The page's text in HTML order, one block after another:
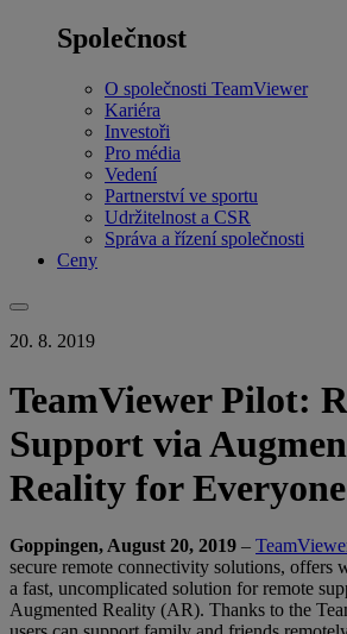
Společnost
O společnosti TeamViewer
Kariéra
Investoři
Pro média
Vedení
Partnerství ve sportu
Udržitelnost a CSR
Správa a řízení společnosti
Ceny
20. 8. 2019
TeamViewer Pilot:
Support via
Reality for Everyone
Goppingen, August 20, 2019 –
secure remote connectivity solutions, offers
a fast, uncomplicated solution for remote
Augmented Reality (AR). Thanks to the